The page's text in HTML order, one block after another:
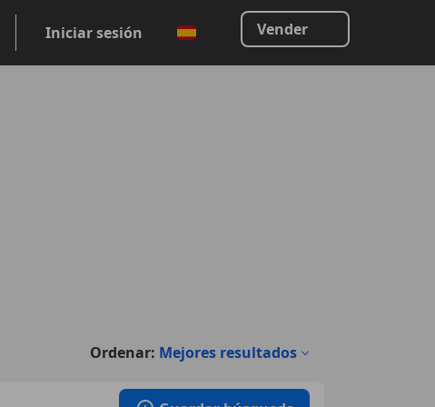
Iniciar sesión Vender
Ordenar: Mejores resultados